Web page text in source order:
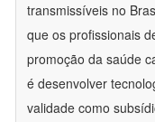
transmissíveis no
que os profissionais
promoção da saúde
é desenvolver
validade como